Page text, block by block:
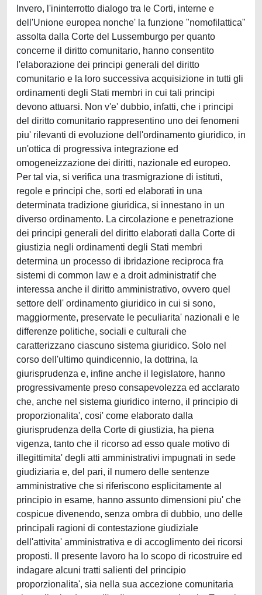
Invero, l'ininterrotto dialogo tra le Corti, interne e
dell'Unione europea nonche' la funzione "nomofilattica"
assolta dalla Corte del Lussemburgo per quanto
concerne il diritto comunitario, hanno consentito
l'elaborazione dei principi generali del diritto
comunitario e la loro successiva acquisizione in tutti gli
ordinamenti degli Stati membri in cui tali principi
devono attuarsi. Non v'e' dubbio, infatti, che i principi
del diritto comunitario rappresentino uno dei fenomeni
piu' rilevanti di evoluzione dell'ordinamento giuridico, in
un'ottica di progressiva integrazione ed
omogeneizzazione dei diritti, nazionale ed europeo.
Per tal via, si verifica una trasmigrazione di istituti,
regole e principi che, sorti ed elaborati in una
determinata tradizione giuridica, si innestano in un
diverso ordinamento. La circolazione e penetrazione
dei principi generali del diritto elaborati dalla Corte di
giustizia negli ordinamenti degli Stati membri
determina un processo di ibridazione reciproca fra
sistemi di common law e a droit administratif che
interessa anche il diritto amministrativo, ovvero quel
settore dell' ordinamento giuridico in cui si sono,
maggiormente, preservate le peculiarita' nazionali e le
differenze politiche, sociali e culturali che
caratterizzano ciascuno sistema giuridico. Solo nel
corso dell'ultimo quindicennio, la dottrina, la
giurisprudenza e, infine anche il legislatore, hanno
progressivamente preso consapevolezza ed acclarato
che, anche nel sistema giuridico interno, il principio di
proporzionalita', cosi' come elaborato dalla
giurisprudenza della Corte di giustizia, ha piena
vigenza, tanto che il ricorso ad esso quale motivo di
illegittimita' degli atti amministrativi impugnati in sede
giudiziaria e, del pari, il numero delle sentenze
amministrative che si riferiscono esplicitamente al
principio in esame, hanno assunto dimensioni piu' che
cospicue divenendo, senza ombra di dubbio, uno delle
principali ragioni di contestazione giudiziale
dell'attivita' amministrativa e di accoglimento dei ricorsi
proposti. Il presente lavoro ha lo scopo di ricostruire ed
indagare alcuni tratti salienti del principio
proporzionalita', sia nella sua accezione comunitaria